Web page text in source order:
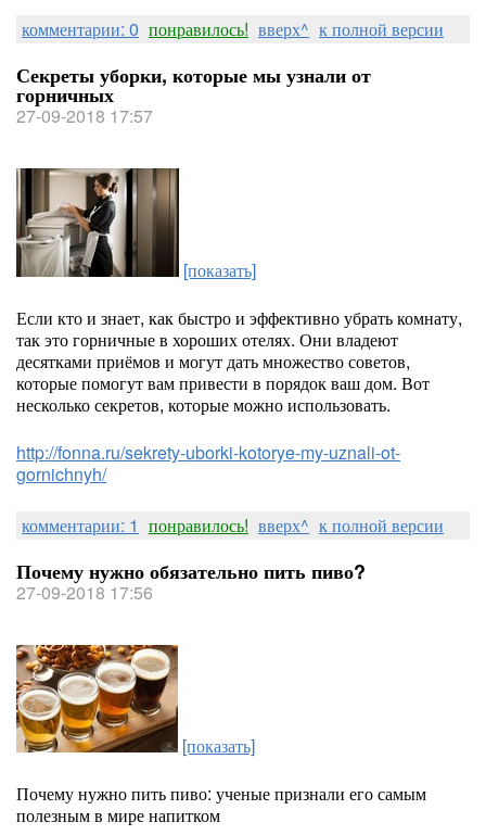
комментарии: 0 понравилось! вверх^ к полной версии
Секреты уборки, которые мы узнали от
горничных
27-09-2018 17:57
[показать]
Если кто и знает, как быстро и эффективно убрать комнату,
так это горничные в хороших отелях. Они владеют
десятками приёмов и могут дать множество советов,
которые помогут вам привести в порядок ваш дом. Вот
несколько секретов, которые можно использовать.
http://fonna.ru/sekrety-uborki-kotorye-my-uznali-ot-
gornichnyh/
комментарии: 1 понравилось! вверх^ к полной версии
Почему нужно обязательно пить пиво?
27-09-2018 17:56
[показать]
Почему нужно пить пиво: ученые признали его самым
полезным в мире напитком